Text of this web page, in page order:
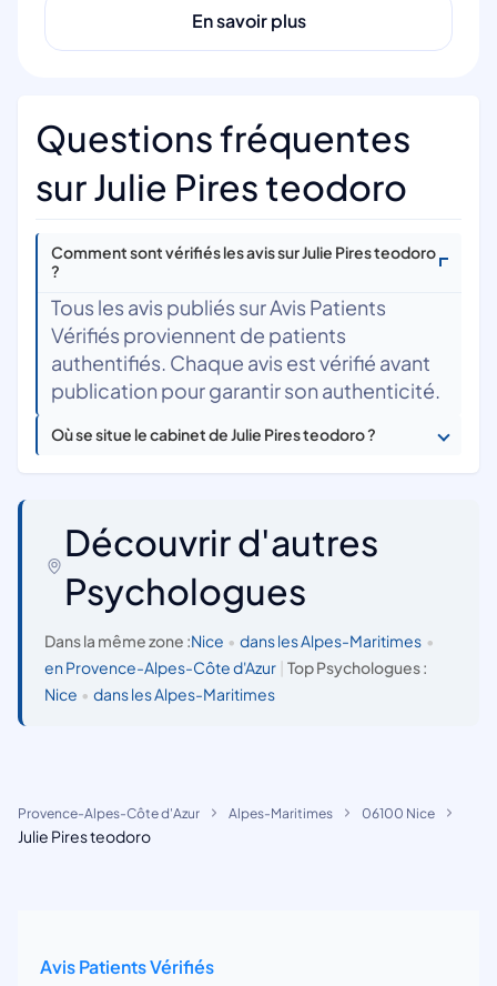
En savoir plus
Questions fréquentes
sur Julie Pires teodoro
Comment sont vérifiés les avis sur Julie Pires teodoro
?
Tous les avis publiés sur Avis Patients
Vérifiés proviennent de patients
authentifiés. Chaque avis est vérifié avant
publication pour garantir son authenticité.
Où se situe le cabinet de Julie Pires teodoro ?
Découvrir d'autres
Psychologues
Dans la même zone :Nice • dans les Alpes-Maritimes •
en Provence-Alpes-Côte d'Azur
Top Psychologues :
Nice • dans les Alpes-Maritimes
Provence-Alpes-Côte d'Azur Alpes-Maritimes 06100 Nice
Julie Pires teodoro
Avis Patients Vérifiés